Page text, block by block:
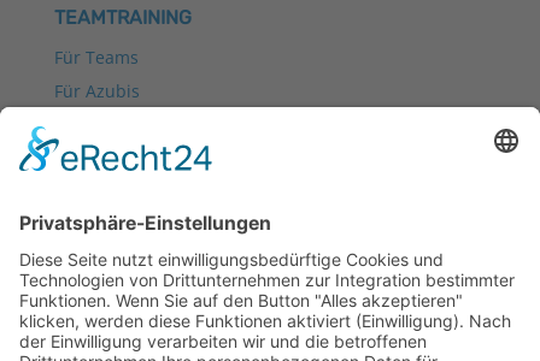
TEAMTRAINING
Für Teams
Für Azubis
TEAMEVENT
Teamevent Outdoor
Teamevent Indoor
KLETTERN